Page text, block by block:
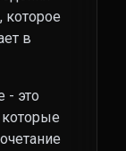
которое
в
- это